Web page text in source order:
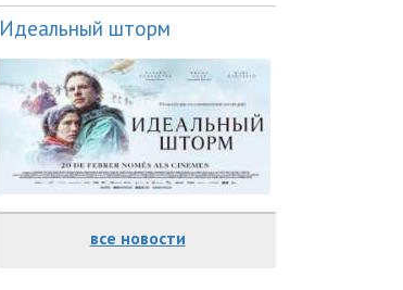
Идеальный шторм
все новости